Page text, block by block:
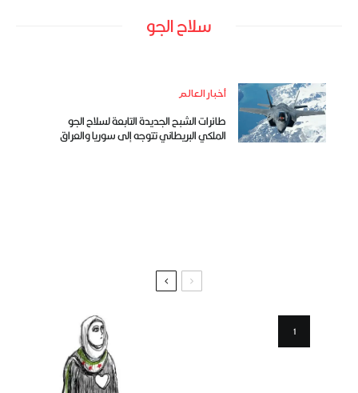
سلاح الجو
أخبار العالم
طائرات الشبح الجديدة التابعة لسلاح الجو
الملكي البريطاني تتوجه إلى سوريا والعراق